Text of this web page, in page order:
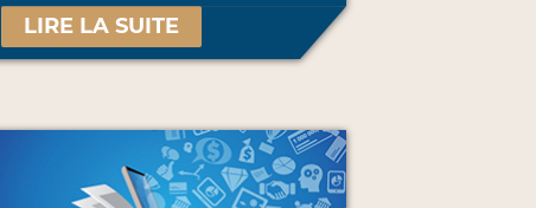
LIRE LA SUITE